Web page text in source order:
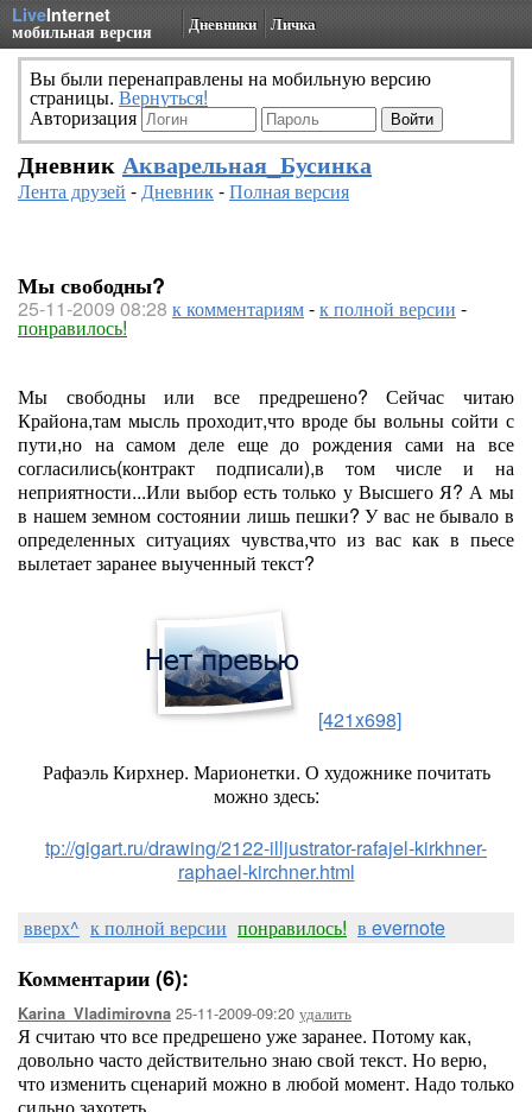
LiveInternet
мобильная версия Дневники Личка
Вы были перенаправлены на мобильную версию
страницы. Вернуться!
Авторизация
Дневник Акварельная_Бусинка
Лента друзей -Дневник-Полная версия
Мы свободны?
25-11-2009 08:28 к комментариям-к полной версии -
понравилось!
Мы свободны или все предрешено? Сейчас читаю
Крайона,там мысль проходит,что вроде бы вольны сойти с
пути,но на самом деле еще до рождения сами на все
согласились(контракт подписали),в том числе и на
неприятности...Или выбор есть только у Высшего Я? А мы
в нашем земном состоянии лишь пешки? У вас не бывало в
определенных ситуациях чувства,что из вас как в пьесе
вылетает заранее выученный текст?
[421x698]
Рафаэль Кирхнер. Марионетки. О художнике почитать
можно здесь:
tp://gigart.ru/drawing/2122-illjustrator-rafajel-kirkhner-
raphael-kirchner.html
вверх^ к полной версии понравилось! в evernote
Комментарии (6):
Karina_Vladimirovna 25-11-2009-09:20 удалить
Я считаю что все предрешено уже заранее. Потому как,
довольно часто действительно знаю свой текст. Но верю,
что изменить сценарий можно в любой момент. Надо только